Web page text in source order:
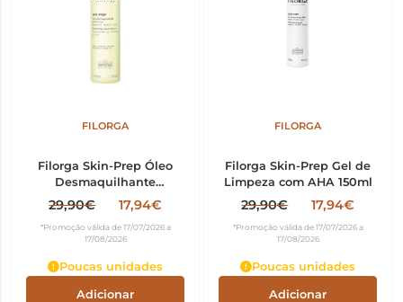
FILORGA
Filorga Skin-Prep Óleo
Desmaquilhante
Aperfeiçoador 150ml
29,90€ 17,94€
*Promoção válida de 17/07/2026 a
17/08/2026
Poucas unidades
Adicionar
FILORGA
Filorga Skin-Prep Gel de
Limpeza com AHA 150ml
29,90€ 17,94€
*Promoção válida de 17/07/2026 a
17/08/2026
Poucas unidades
Adicionar